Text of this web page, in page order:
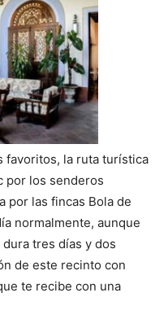
favoritos, la ruta turística
por los senderos
por las fincas Bola de
normalmente, aunque
tres días y dos
de este recinto con
te recibe con una